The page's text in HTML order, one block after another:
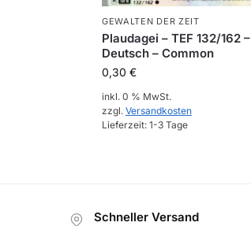
GEWALTEN DER ZEIT
Plaudagei – TEF 132/162 –
Deutsch – Common
0,30 €
inkl. 0 % MwSt.
zzgl. Versandkosten
Lieferzeit: 1-3 Tage
Schneller Versand